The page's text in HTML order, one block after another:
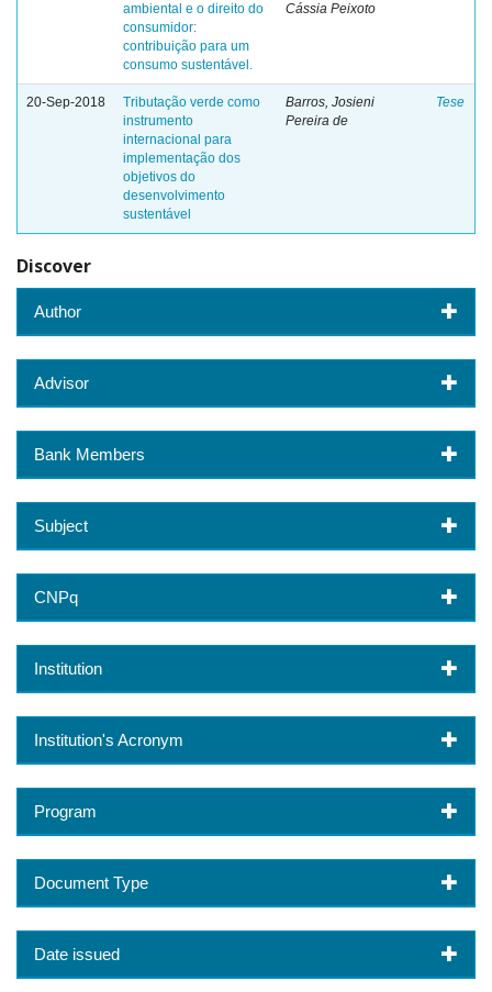
ambiental e o direito do
consumidor:
contribuição para um
consumo sustentável.
Cássia Peixoto
20-Sep-2018
Tributação verde como
instrumento
internacional para
implementação dos
objetivos do
desenvolvimento
sustentável
Barros, Josieni
Pereira de
Tese
Discover
Author
Advisor
Bank Members
Subject
CNPq
Institution
Institution's Acronym
Program
Document Type
Date issued